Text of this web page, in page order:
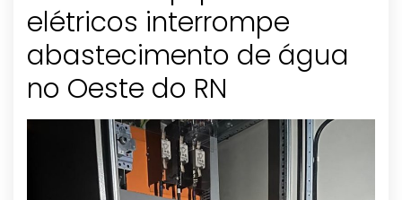
elétricos interrompe
abastecimento de água
no Oeste do RN